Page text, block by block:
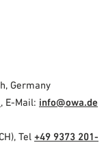
Germany
, E-Mail: info@owa.de
Tel +49 9373 201-